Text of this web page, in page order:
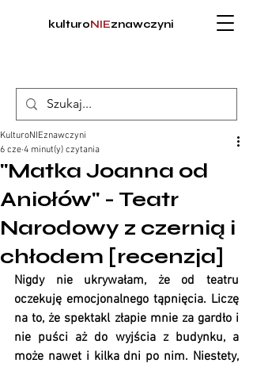
kulturoNIEznawczyni
"Matka Joanna od
Aniołów" - Teatr
Narodowy z czernią i
chłodem [recenzja]
KulturoNIEznawczyni
6 cze 4 minut(y) czytania
Nigdy nie ukrywałam, że od teatru
oczekuję emocjonalnego tąpnięcia. Liczę
na to, że spektakl złapie mnie za gardło i
nie puści aż do wyjścia z budynku, a
może nawet i kilka dni po nim. Niestety,